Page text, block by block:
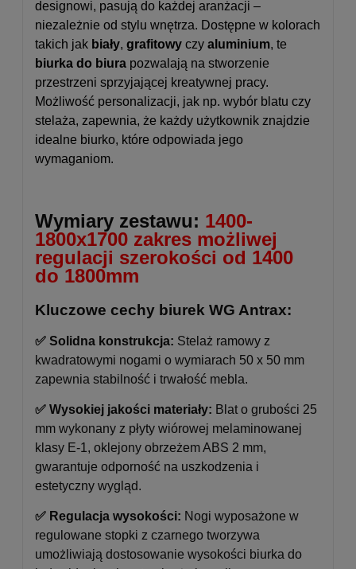
designowi, pasują do każdej aranżacji –
niezależnie od stylu wnętrza. Dostępne w kolorach
takich jak biały, grafitowy czy aluminium, te
biurka do biura pozwalają na stworzenie
przestrzeni sprzyjającej kreatywnej pracy.
Możliwość personalizacji, jak np. wybór blatu czy
stelaża, zapewnia, że każdy użytkownik znajdzie
idealne biurko, które odpowiada jego
wymaganiom.
Wymiary zestawu: 1400-
1800x1700 zakres możliwej
regulacji szerokości od 1400
do 1800mm
Kluczowe cechy biurek WG Antrax:
✅ Solidna konstrukcja: Stelaż ramowy z
kwadratowymi nogami o wymiarach 50 x 50 mm
zapewnia stabilność i trwałość mebla.
✅ Wysokiej jakości materiały: Blat o grubości 25
mm wykonany z płyty wiórowej melaminowanej
klasy E-1, oklejony obrzeżem ABS 2 mm,
gwarantuje odporność na uszkodzenia i
estetyczny wygląd.
✅ Regulacja wysokości: Nogi wyposażone w
regulowane stopki z czarnego tworzywa
umożliwiają dostosowanie wysokości biurka do